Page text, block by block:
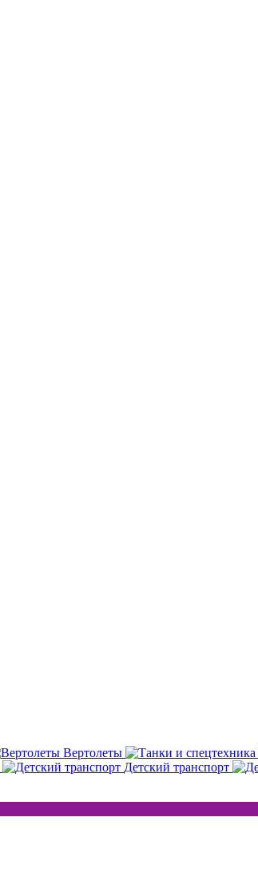
Вертолеты
Детский транспорт